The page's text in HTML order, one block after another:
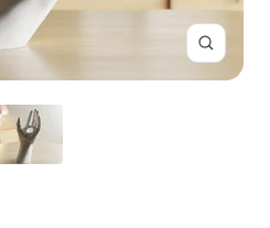
Zoom